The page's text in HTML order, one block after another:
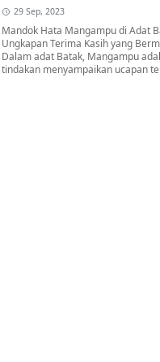
29 Sep, 2023
Mandok Hata Mangampu di Adat
Ungkapan Terima Kasih yang
Dalam adat Batak, Mangampu
tindakan menyampaikan ucapan